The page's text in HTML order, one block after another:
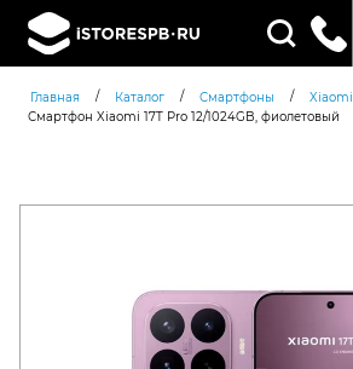
Поиск
товаров
Главная / Каталог / Смартфоны / Xiaomi
Смартфон Xiaomi 17T Pro 12/1024GB, фиолетовый